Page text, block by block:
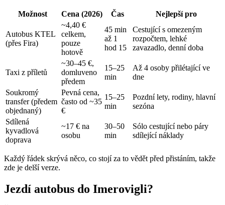
Možnost Cena (2026) Čas Nejlepší pro
Autobus KTEL
(přes Fira)
~4,40 €
celkem,
pouze
hotově
45 min
až 1
hod 15
Cestující s omezeným
rozpočtem, lehké
zavazadlo, denní doba
Taxi z příletů
~30–45 €,
domluveno
předem
15–25
min
Až 4 osoby přilétající ve
dne
Soukromý
transfer (předem
objednaný)
Pevná cena,
často od ~35
€
15–25
min
Pozdní lety, rodiny, hlavní
sezóna
Sdílená
kyvadlová
doprava
~17 € na
osobu
30–50
min
Sólo cestující nebo páry
sdílející náklady
Každý řádek skrývá něco, co stojí za to vědět před přistáním, takže
zde je delší verze.
Jezdí autobus do Imerovigli?